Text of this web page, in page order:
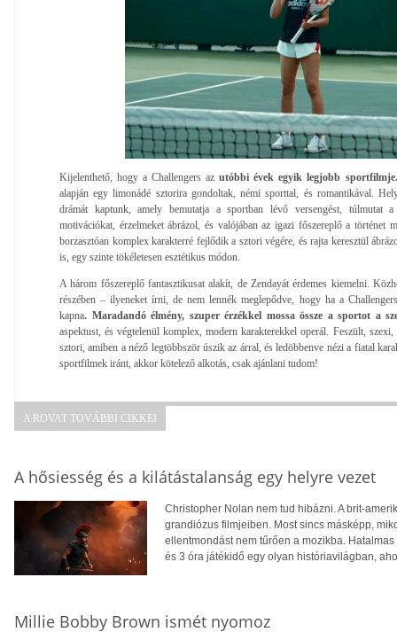
Kijelenthető, hogy a Challengers azutóbbi évek egyik legjobb sportfilmje.
alapján egy limonádé sztorira gondoltak, némi sporttal, és romantikával.
drámát kaptunk, amely bemutatja a sportban lévő versengést, túlmutat
motivációkat, érzelmeket ábrázol, és valójában az igazi főszereplő a történet
borzasztóan komplex karakterré fejlődik a sztori végére, és rajta keresztül
is, egy szinte tökéletesen esztétikus módon.
A három főszereplő fantasztikusat alakít, de Zendayát érdemes kiemelni.
részében – ilyeneket írni, de nem lennék meglepődve, hogy ha a
kapna. Maradandó élmény, szuper érzékkel mossa össze a sportot a
aspektust, és végtelenül komplex, modern karakterekkel operál. Feszült, szexi,
sztori, amiben a néző legtöbbször úszik az árral, és ledöbbenve nézi a fiatal
sportfilmek iránt, akkor kötelező alkotás, csak ajánlani tudom!
A ROVAT TOVÁBBI CIKKEI
A hősiesség és a kilátástalanság egy helyre vezet
Christopher Nolan nem tud hibázni. A brit-
grandiózus filmjeiben. Most sincs másképp,
ellentmondást nem tűrően a mozikba.
és 3 óra játékidő egy olyan históriavilágban,
Millie Bobby Brown ismét nyomoz